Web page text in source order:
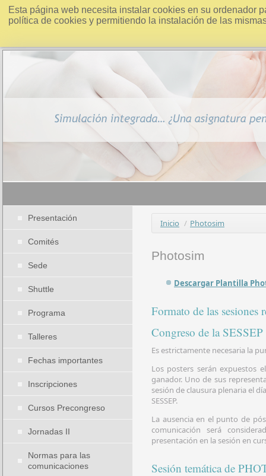
Esta página web necesita instalar cookies en su ordenador
política de cookies y permitiendo la instalación de las
Presentación
Comités
Sede
Shuttle
Programa
Talleres
Fechas importantes
Inscripciones
Cursos Precongreso
Jornadas II
Normas para las
comunicaciones
Inicio / Photosim
Photosim
Descargar Plantilla
Formato de las
Congreso de la SESSEP
Es estrictamente necesaria la
Los posters serán expuestos
ganador. Uno de sus
sesión de clausura plenaria el
SESSEP.
La ausencia en el punto de
comunicación será
presentación en la sesión en
Sesión temática de